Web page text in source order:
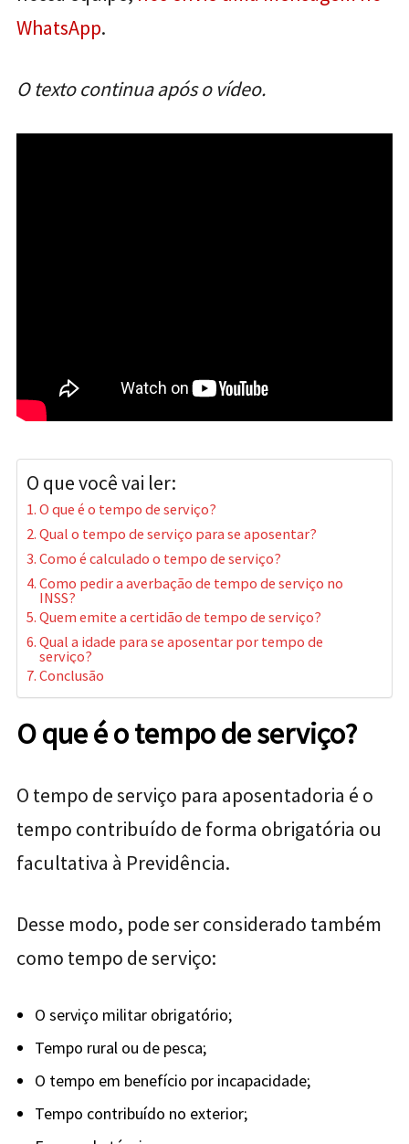
WhatsApp.
O texto continua após o vídeo.
O que você vai ler:
O que é o tempo de serviço?
Qual o tempo de serviço para se aposentar?
Como é calculado o tempo de serviço?
Como pedir a averbação de tempo de serviço no
INSS?
Quem emite a certidão de tempo de serviço?
Qual a idade para se aposentar por tempo de
serviço?
Conclusão
O que é o tempo de serviço?
O tempo de serviço para aposentadoria é o
tempo contribuído de forma obrigatória ou
facultativa à Previdência.
Desse modo, pode ser considerado também
como tempo de serviço:
O serviço militar obrigatório;
Tempo rural ou de pesca;
O tempo em benefício por incapacidade;
Tempo contribuído no exterior;